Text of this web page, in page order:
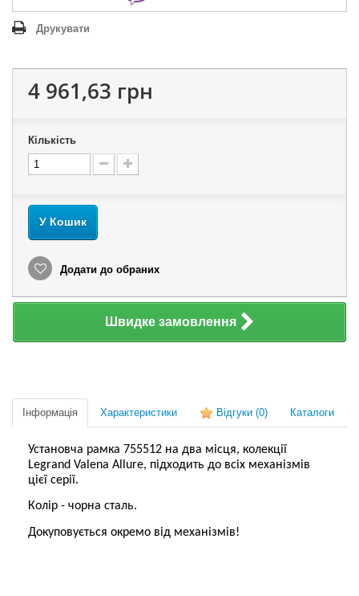
Друкувати
4 961,63 грн
Кількість
У Кошик
Додати до обраних
Швидке замовлення
Інформація Характеристики Відгуки (0) Каталоги
Установча рамка 755512 на два місця, колекції
Legrand Valena Allure, підходить до всіх механізмів
цієї серії.
Колір - чорна сталь.
Докуповується окремо від механізмів!